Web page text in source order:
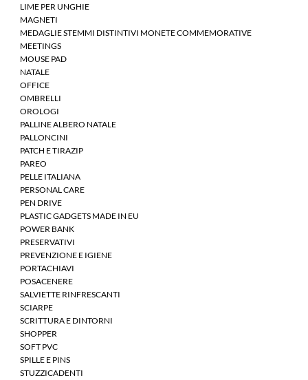
LIME PER UNGHIE
MAGNETI
MEDAGLIE STEMMI DISTINTIVI MONETE COMMEMORATIVE
MEETINGS
MOUSE PAD
NATALE
OFFICE
OMBRELLI
OROLOGI
PALLINE ALBERO NATALE
PALLONCINI
PATCH E TIRAZIP
PAREO
PELLE ITALIANA
PERSONAL CARE
PEN DRIVE
PLASTIC GADGETS MADE IN EU
POWER BANK
PRESERVATIVI
PREVENZIONE E IGIENE
PORTACHIAVI
POSACENERE
SALVIETTE RINFRESCANTI
SCIARPE
SCRITTURA E DINTORNI
SHOPPER
SOFT PVC
SPILLE E PINS
STUZZICADENTI